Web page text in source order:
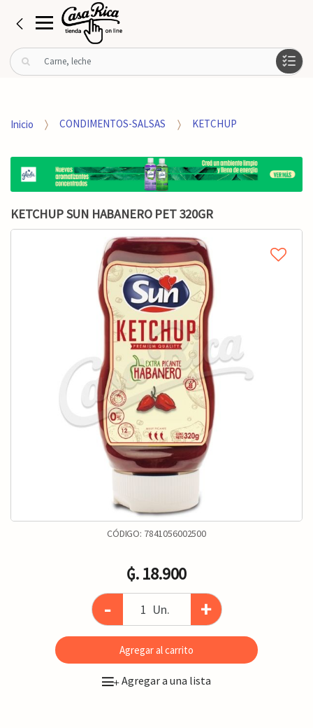
B
u
r
o
Inicio CONDIMENTOS-SALSAS KETCHUP
KETCHUP SUN HABANERO PET 320GR
CÓDIGO: 7841056002500
₲. 18.900
- Un. +
Agregar al carrito
+Agregar a una lista